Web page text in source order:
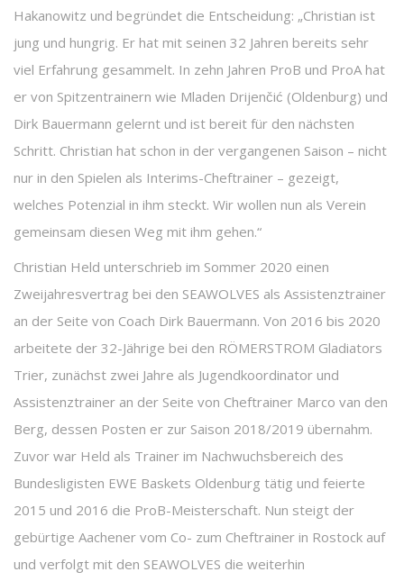
Hakanowitz und begründet die Entscheidung: „Christian ist
jung und hungrig. Er hat mit seinen 32 Jahren bereits sehr
viel Erfahrung gesammelt. In zehn Jahren ProB und ProA hat
er von Spitzentrainern wie Mladen Drijenčić (Oldenburg) und
Dirk Bauermann gelernt und ist bereit für den nächsten
Schritt. Christian hat schon in der vergangenen Saison – nicht
nur in den Spielen als Interims-Cheftrainer – gezeigt,
welches Potenzial in ihm steckt. Wir wollen nun als Verein
gemeinsam diesen Weg mit ihm gehen.“
Christian Held unterschrieb im Sommer 2020 einen
Zweijahresvertrag bei den SEAWOLVES als Assistenztrainer
an der Seite von Coach Dirk Bauermann. Von 2016 bis 2020
arbeitete der 32-Jährige bei den RÖMERSTROM Gladiators
Trier, zunächst zwei Jahre als Jugendkoordinator und
Assistenztrainer an der Seite von Cheftrainer Marco van den
Berg, dessen Posten er zur Saison 2018/2019 übernahm.
Zuvor war Held als Trainer im Nachwuchsbereich des
Bundesligisten EWE Baskets Oldenburg tätig und feierte
2015 und 2016 die ProB-Meisterschaft. Nun steigt der
gebürtige Aachener vom Co- zum Cheftrainer in Rostock auf
und verfolgt mit den SEAWOLVES die weiterhin